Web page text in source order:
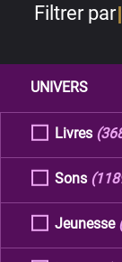
Filtrer par
UNIVERS
Livres
Sons
Jeunesse